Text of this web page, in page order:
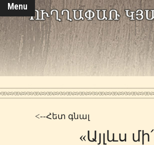
Menu
<--Հետ գնալ
«Այլևս մի՛